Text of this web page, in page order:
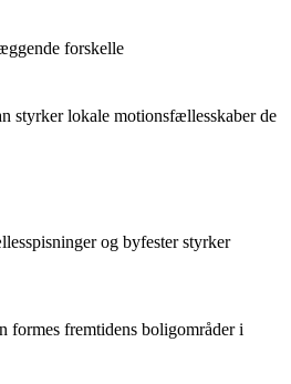
forskelle
styrker lokale motionsfællesskaber de
og byfester styrker
formes fremtidens boligområder i